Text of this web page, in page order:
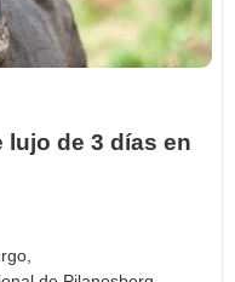
de 3 días en